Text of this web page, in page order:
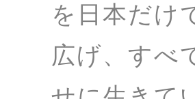
を日本だけ
広げ、すべ